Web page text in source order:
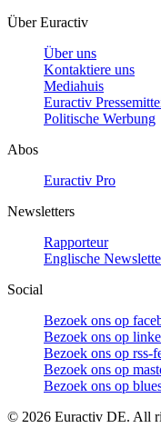
Über Euractiv
Über uns
Kontaktiere uns
Mediahuis
Euractiv
Politische Werbung
Abos
Euractiv Pro
Newsletters
Rapporteur
Englische
Social
Bezoek ons op
Bezoek ons op
Bezoek ons op rss-
Bezoek ons op
Bezoek ons op
© 2026 Euractiv DE. All